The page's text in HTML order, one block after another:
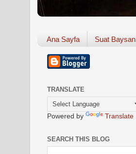
Ana Sayfa Suat Baysan
TRANSLATE
Powered by Translate
SEARCH THIS BLOG